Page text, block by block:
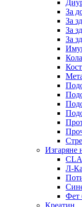
За
За
За
За
Изгаряне
CLA
Л-
Фет
Креатин